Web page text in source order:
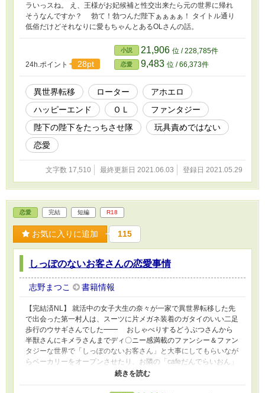
ラいっスね。 え、王様がお妃候補と性交出来たら元の世界に帰れ
そうなんですか？ 勃て！勃つんだ陛下ぁぁぁぁ！ タイトル通り
低俗だけどそれなりに愛もちゃんとあるOLさんの話。
24h.ポイント 28pt
小説 21,906 位 / 228,785件
恋愛 9,483 位 / 66,373件
異世界転移 ローター
アホエロ
ハッピーエンド
ＯＬ
ファンタジー
陛下の陛下をたっちさせ隊
玩具責めではない
恋愛
文字数 17,510 最終更新日 2021.06.03 登録日 2021.05.29
恋愛 完結 短編 R18
お気に入りに追加 115
しっぽのないお客さんの恋愛事情
志野まつこ 書籍情報
【完結済NL】 就活中の女子大生の奈々が一家で異世界転移した先
で出会った第一村人は、スーツに片メガネ装着のガタイのいい二足
歩行のウサギさんでした━━ おしゃべりするどうぶつさんから
半獣さんにキメラさんまでディ〇ニー感満載のファンシー＆ファン
タジーな世界で「しっぽのないお客さん」と大事にしてもらいなが
らベーカリーをオープンさせたり、お隣の「cafeだんでらいおん」
のマスターであるハンサムで紳士な黒獅子頭のお兄さんと仲良くし